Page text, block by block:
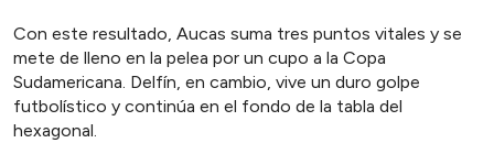
Con este resultado, Aucas suma tres puntos vitales y se
mete de lleno en la pelea por un cupo a la Copa
Sudamericana. Delfín, en cambio, vive un duro golpe
futbolístico y continúa en el fondo de la tabla del
hexagonal.